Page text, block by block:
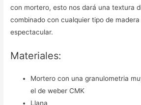
con mortero, esto nos dará una textura
combinado con cualquier tipo de madera
espectacular.
Materiales:
Mortero con una granulometria
el de weber CMK
Llana